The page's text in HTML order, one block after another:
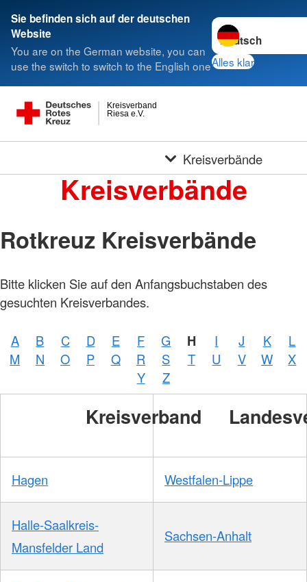
Sie befinden sich auf der deutschen
Website
You are on the German website, you can
use the switch to switch to the English one
Sprache wechseln
Alles klar
Riesa e.V.
Kreisverband
Kreisverbände
Kreisverbände
Rotkreuz Kreisverbände
Bitte klicken Sie auf den Anfangsbuchstaben des
gesuchten Kreisverbandes.
A B C D E F G H I J K
L
M
N O P Q R S T U V W
X
Y
Z
Kreisverband
Hagen Westfalen-Lippe
Halle-Saalkreis-
Mansfelder Land
Sachsen-Anhalt